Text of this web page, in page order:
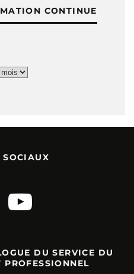
CONTINUE
SOCIAUX
DU SERVICE DU
PROFESSIONNEL